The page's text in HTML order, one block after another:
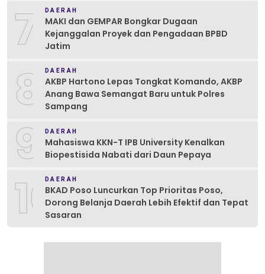
7 DAERAH
MAKI dan GEMPAR Bongkar Dugaan
Kejanggalan Proyek dan Pengadaan BPBD
Jatim
8 DAERAH
AKBP Hartono Lepas Tongkat Komando, AKBP
Anang Bawa Semangat Baru untuk Polres
Sampang
9 DAERAH
Mahasiswa KKN-T IPB University Kenalkan
Biopestisida Nabati dari Daun Pepaya
10DAERAH
BKAD Poso Luncurkan Top Prioritas Poso,
Dorong Belanja Daerah Lebih Efektif dan Tepat
Sasaran